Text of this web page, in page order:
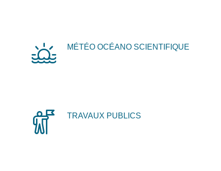
MÉTÉO OCÉANO SCIENTIFIQUE
TRAVAUX PUBLICS